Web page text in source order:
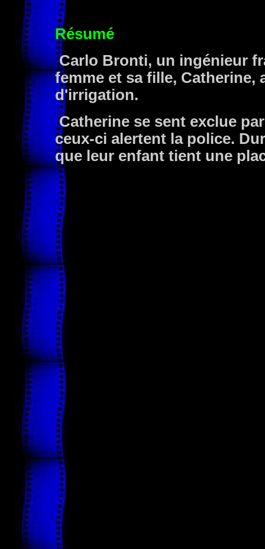
Résumé
Carlo Bronti, un ingénieur
femme et sa fille, Catherine,
d'irrigation.
Catherine se sent exclue
ceux-ci alertent la police.
que leur enfant tient une